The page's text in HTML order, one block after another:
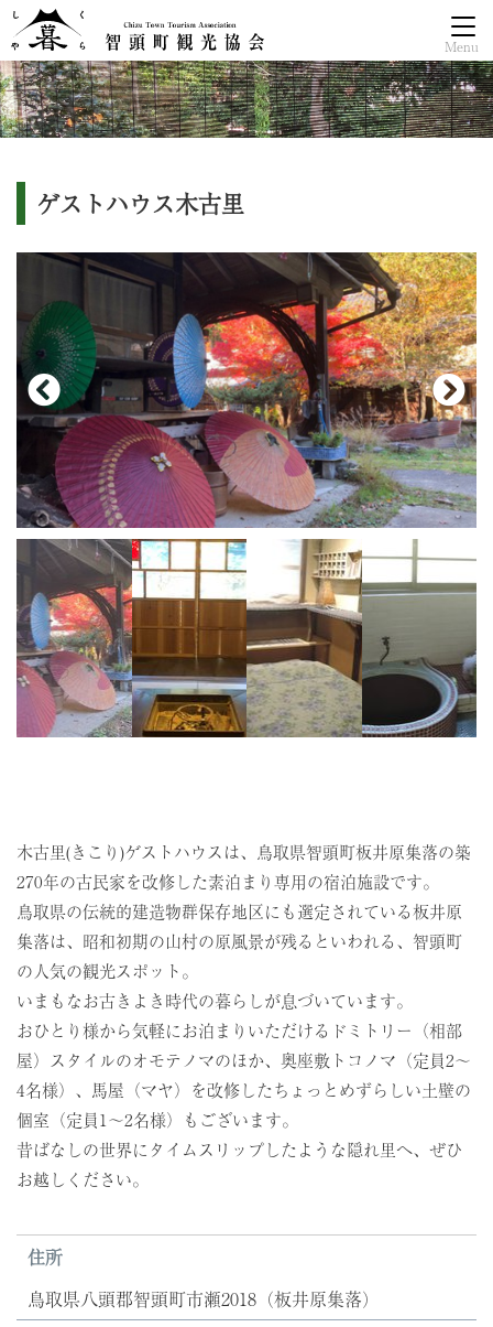
Menu
ゲストハウス木古里
木古里(きこり)ゲストハウスは、鳥取県智頭町板井原集落の築
270年の古民家を改修した素泊まり専用の宿泊施設です。
鳥取県の伝統的建造物群保存地区にも選定されている板井原
集落は、昭和初期の山村の原風景が残るといわれる、智頭町
の人気の観光スポット。
いまもなお古きよき時代の暮らしが息づいています。
おひとり様から気軽にお泊まりいただけるドミトリー（相部
屋）スタイルのオモテノマのほか、奥座敷トコノマ（定員2〜
4名様）、馬屋（マヤ）を改修したちょっとめずらしい土壁の
個室（定員1〜2名様）もございます。
昔ばなしの世界にタイムスリップしたような隠れ里へ、ぜひ
お越しください。
住所
鳥取県八頭郡智頭町市瀬2018（板井原集落）